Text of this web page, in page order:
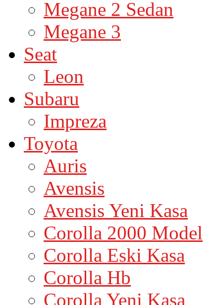
Megane 2 Sedan
Megane 3
Seat
Leon
Subaru
Impreza
Toyota
Auris
Avensis
Avensis Yeni Kasa
Corolla 2000 Model
Corolla Eski Kasa
Corolla Hb
Corolla Yeni Kasa